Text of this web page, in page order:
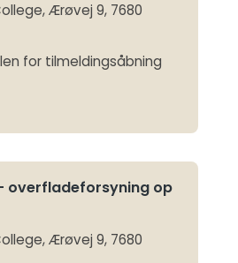
Ærøvej 9, 7680
for tilmeldingsåbning
overfladeforsyning op
Ærøvej 9, 7680